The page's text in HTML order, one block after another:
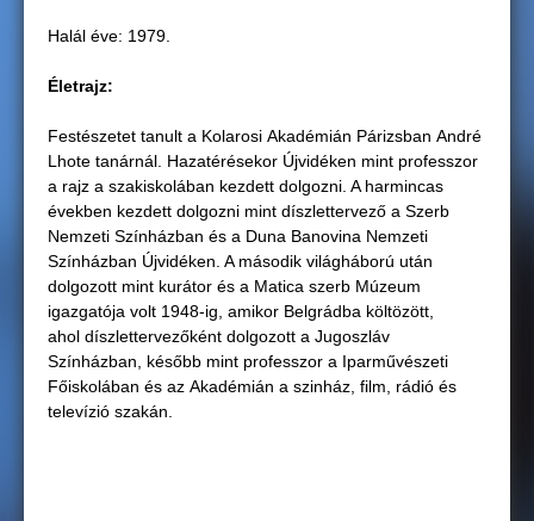
Halál éve: 1979.
Életrajz:
Festészetet tanult a Kolarosi Akadémián Párizsban André
Lhote tanárnál. Hazatérésekor Újvidéken mint professzor
a rajz a szakiskolában kezdett dolgozni. A harmincas
években kezdett dolgozni mint díszlettervező a Szerb
Nemzeti Színházban és a Duna Banovina Nemzeti
Színházban Újvidéken. A második világháború után
dolgozott mint kurátor és a Matica szerb Múzeum
igazgatója volt 1948-ig, amikor Belgrádba költözött,
ahol díszlettervezőként dolgozott a Jugoszláv
Színházban, később mint professzor a Iparművészeti
Főiskolában és az Akadémián a szinház, film, rádió és
televízió szakán.